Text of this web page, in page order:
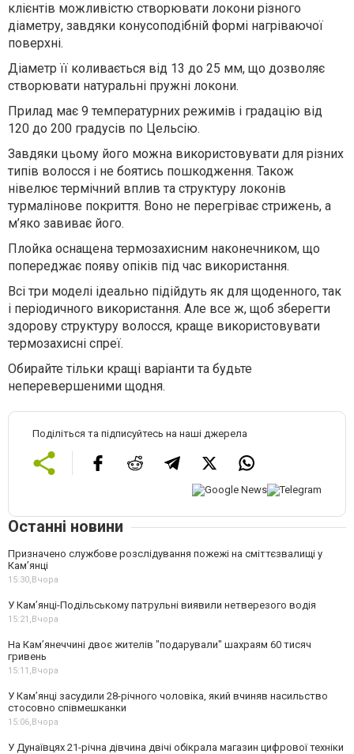
клієнтів можливістю створювати локони різного
діаметру, завдяки конусоподібній формі нагріваючої
поверхні.
Діаметр її коливається від 13 до 25 мм, що дозволяє
створювати натуральні пружні локони.
Прилад має 9 температурних режимів і градацію від
120 до 200 градусів по Цельсію.
Завдяки цьому його можна використовувати для різних
типів волосся і не боятись пошкодження. Також
нівелює термічний вплив та структуру локонів
турмалінове покриття. Воно не перегріває стрижень, а
м’яко завиває його.
Плойка оснащена термозахисним наконечником, що
попереджає появу опіків під час використання.
Всі три моделі ідеально підійдуть як для щоденного, так
і періодичного використання. Але все ж, щоб зберегти
здорову структуру волосся, краще використовувати
термозахисні спреї.
Обирайте тільки кращі варіанти та будьте
неперевершеними щодня.
Поділіться та підписуйтесь на наші джерела
Останні новини
Призначено службове розслідування пожежі на сміттєзвалищі у
Кам’янці
15:30,Вчора
У Кам’янці-Подільському патрульні виявили нетверезого водія
15:21,Вчора
На Камʼянеччині двоє жителів "подарували" шахраям 60 тисяч
гривень
15:11,Вчора
У Камʼянці засудили 28-річного чоловіка, який вчиняв насильство
стосовно співмешканки
15:06,Вчора
У Дунаївцях 21-річна дівчина двічі обікрала магазин цифрової техніки